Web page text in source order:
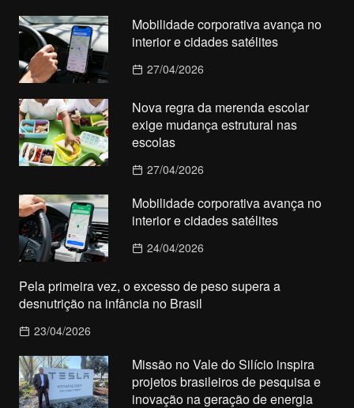
Mobilidade corporativa avança no
interior e cidades satélites
27/04/2026
Nova regra da merenda escolar
exige mudança estrutural nas
escolas
27/04/2026
Mobilidade corporativa avança no
interior e cidades satélites
24/04/2026
Pela primeira vez, o excesso de peso supera a
desnutrição na infância no Brasil
23/04/2026
Missão no Vale do Silício inspira
projetos brasileiros de pesquisa e
inovação na geração de energia